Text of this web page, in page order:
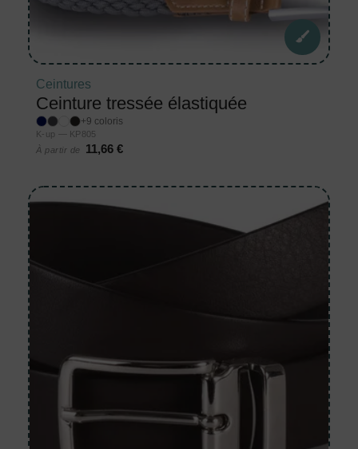
Ceintures
Ceinture tressée élastiquée
+9 coloris
K-up — KP805
À partir de
11,66 €